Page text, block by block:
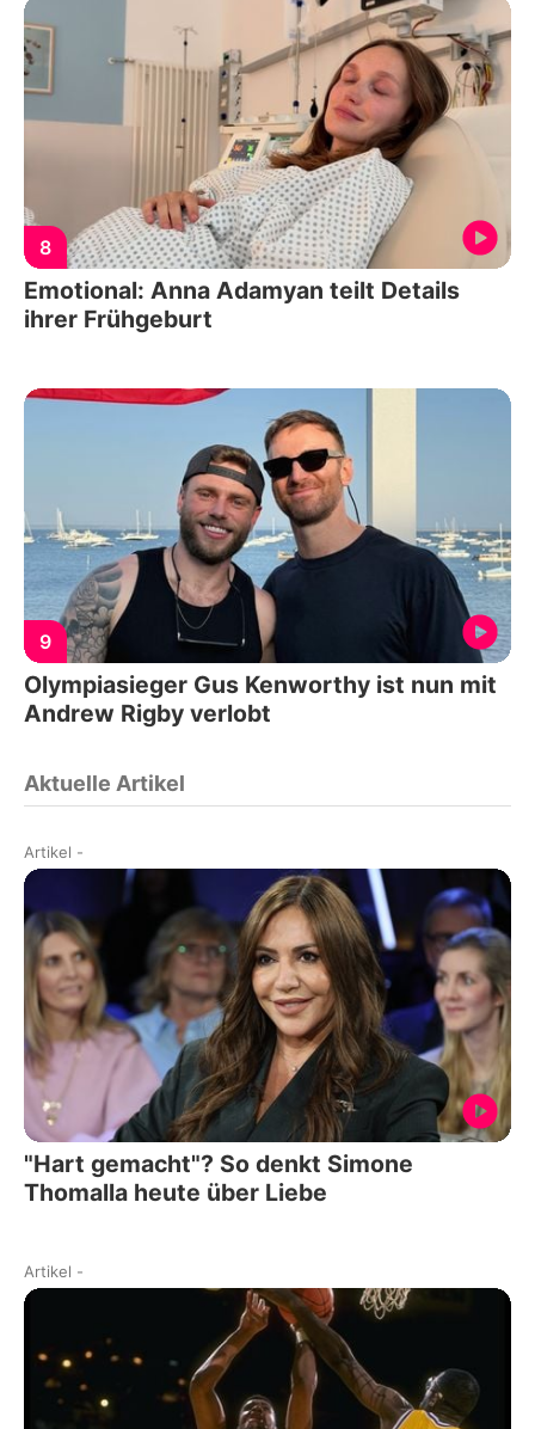
8
Emotional: Anna Adamyan teilt Details
ihrer Frühgeburt
9
Olympiasieger Gus Kenworthy ist nun mit
Andrew Rigby verlobt
Aktuelle Artikel
Artikel -
"Hart gemacht"? So denkt Simone
Thomalla heute über Liebe
Artikel -